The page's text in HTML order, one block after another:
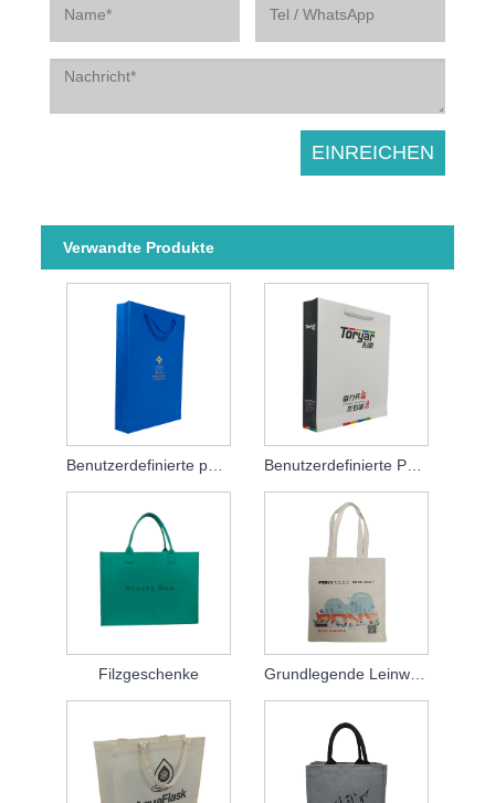
Verwandte Produkte
Filzgeschenke